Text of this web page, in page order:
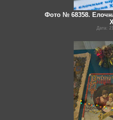
Фото № 68358.
Дата: